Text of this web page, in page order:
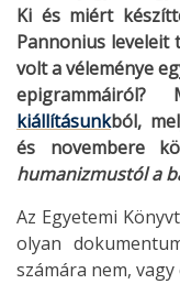
Ki és miért
Pannonius leveleit
volt a véleménye
epigrammáiról?
kiállításunkból,
és novembere
humanizmustól a
Az Egyetemi
olyan
számára nem,